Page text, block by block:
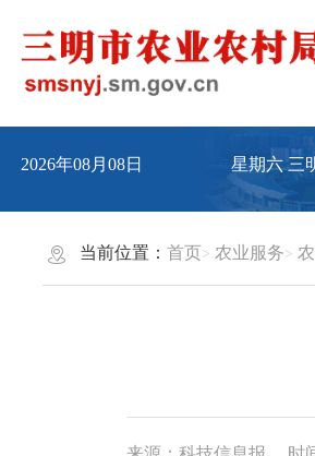
2026年08月08日 星期六三
当前位置：首页 农业服务